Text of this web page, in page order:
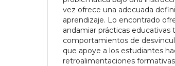
vez ofrece una adecuada
aprendizaje. Lo encontrado
andamiar prácticas educativas
comportamientos de
que apoye a los estudiantes
retroalimentaciones